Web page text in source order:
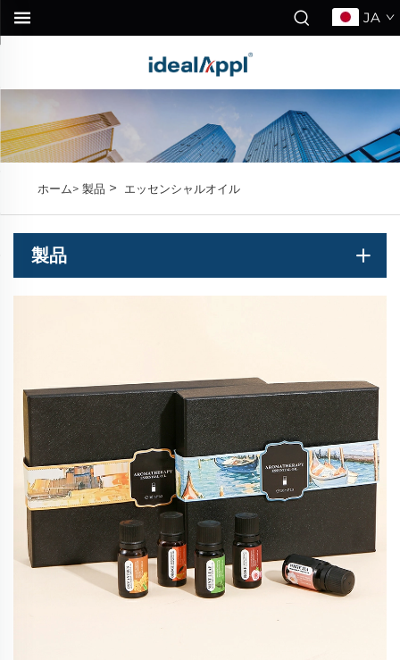
JA
ホーム> 製品 > エッセンシャルオイル
製品